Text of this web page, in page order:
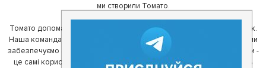
ми створили Томато.
Томато допомагає своїм користувачам знайти цікаві місця неподалік.
Наша команда регулярно зв'язується з ресторанами - таким чином ми
забезпечуємо актуальність інформації. Друга частина нашої команди -
це самі користувачі, які діляться своїми враженнями і допомагають